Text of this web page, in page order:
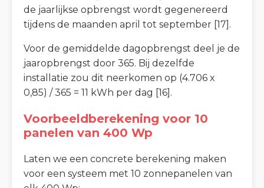
de jaarlijkse opbrengst wordt gegenereerd
tijdens de maanden april tot september [17].
Voor de gemiddelde dagopbrengst deel je de
jaaropbrengst door 365. Bij dezelfde
installatie zou dit neerkomen op (4.706 x
0,85) / 365 = 11 kWh per dag [16].
Voorbeeldberekening voor 10
panelen van 400 Wp
Laten we een concrete berekening maken
voor een systeem met 10 zonnepanelen van